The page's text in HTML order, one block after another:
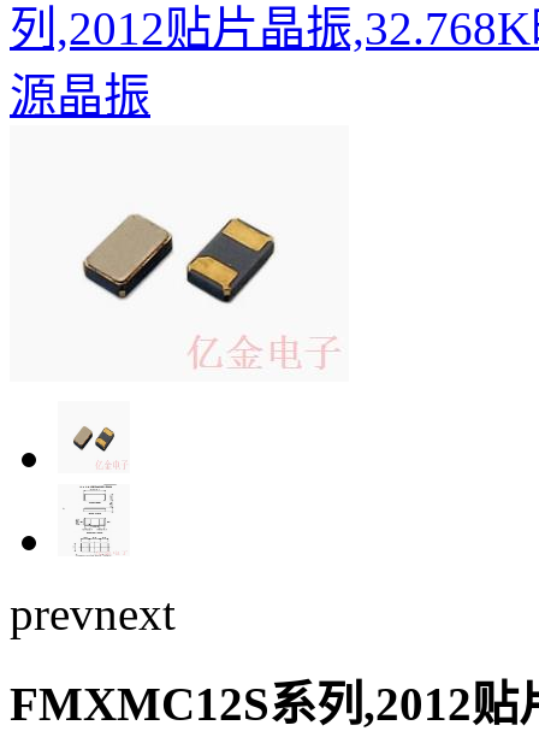
列,2012贴片晶振
源晶振
prevnext
FMXMC12S系列,2012